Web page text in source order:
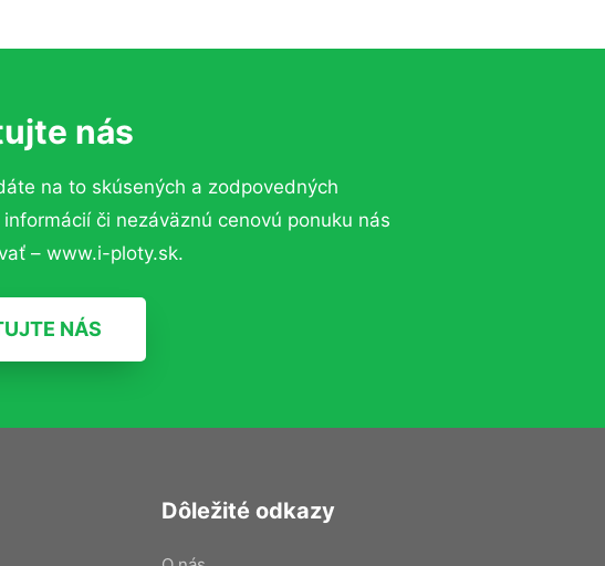
nás
na to skúsených a zodpovedných
či nezáväznú cenovú ponuku nás
– www.i-ploty.sk.
NÁS
Dôležité odkazy